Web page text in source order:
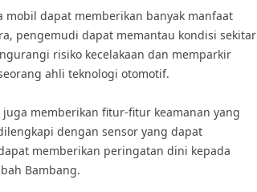
dapat memberikan banyak manfaat
pengemudi dapat memantau kondisi sekitar
risiko kecelakaan dan memparkir
ahli teknologi otomotif.
memberikan fitur-fitur keamanan yang
dengan sensor yang dapat
memberikan peringatan dini kepada
Bambang.